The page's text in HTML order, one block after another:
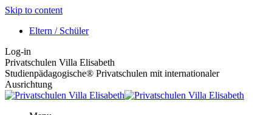
Skip to content
Eltern / Schüler
Log-in
Privatschulen Villa Elisabeth
Studienpädagogische® Privatschulen mit internationaler
Ausrichtung